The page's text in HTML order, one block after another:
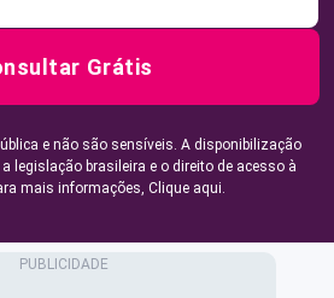
Grátis
e não são sensíveis. A disponibilização
legislação brasileira e o direito de acesso à
mais informações, Clique aqui.